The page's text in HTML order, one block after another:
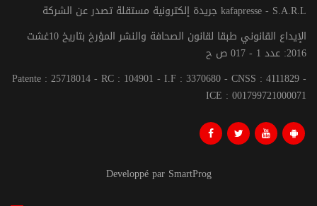
جريدة إلكترونية مستقلة تصدر عن الشركة kafapresse - S.A.R.L
الإيداع القانوني طبقا لقانون الصحافة والنشر المؤرخ بتاريخ 10غشت
2016: عدد 1 - 017 ص ح
Patente : 25718014 - RC : 104901 - I.F : 3370680 - CNSS : 4111829 -
ICE : 001799721000071
Developpé par SmartProg